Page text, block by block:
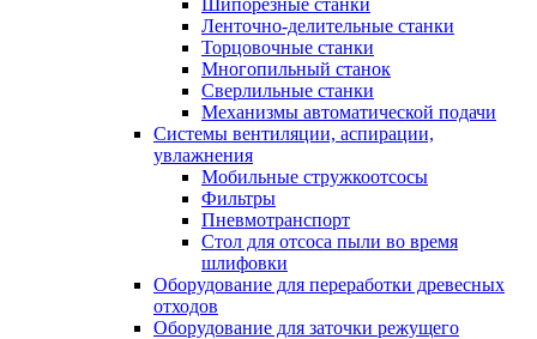
Шипорезные станки
Ленточно-делительные станки
Торцовочные станки
Многопильный станок
Сверлильные станки
Механизмы автоматической подачи
Системы вентиляции, аспирации,
увлажнения
Мобильные стружкоотсосы
Фильтры
Пневмотранспорт
Стол для отсоса пыли во время
шлифовки
Оборудование для переработки древесных
отходов
Оборудование для заточки режущего